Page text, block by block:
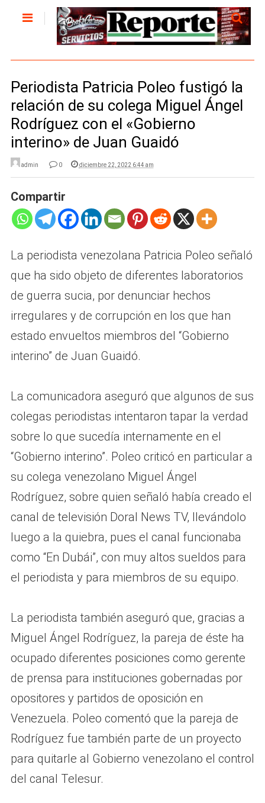
Periodista Patricia Poleo fustigó la
relación de su colega Miguel Ángel
Rodríguez con el «Gobierno
interino» de Juan Guaidó
admin 0 diciembre 22, 2022 6:44 am
Compartir
La periodista venezolana Patricia Poleo señaló
que ha sido objeto de diferentes laboratorios
de guerra sucia, por denunciar hechos
irregulares y de corrupción en los que han
estado envueltos miembros del “Gobierno
interino” de Juan Guaidó.
La comunicadora aseguró que algunos de sus
colegas periodistas intentaron tapar la verdad
sobre lo que sucedía internamente en el
“Gobierno interino”. Poleo criticó en particular a
su colega venezolano Miguel Ángel
Rodríguez, sobre quien señaló había creado el
canal de televisión Doral News TV, llevándolo
luego a la quiebra, pues el canal funcionaba
como “En Dubái”, con muy altos sueldos para
el periodista y para miembros de su equipo.
La periodista también aseguró que, gracias a
Miguel Ángel Rodríguez, la pareja de éste ha
ocupado diferentes posiciones como gerente
de prensa para instituciones gobernadas por
opositores y partidos de oposición en
Venezuela. Poleo comentó que la pareja de
Rodríguez fue también parte de un proyecto
para quitarle al Gobierno venezolano el control
del canal Telesur.